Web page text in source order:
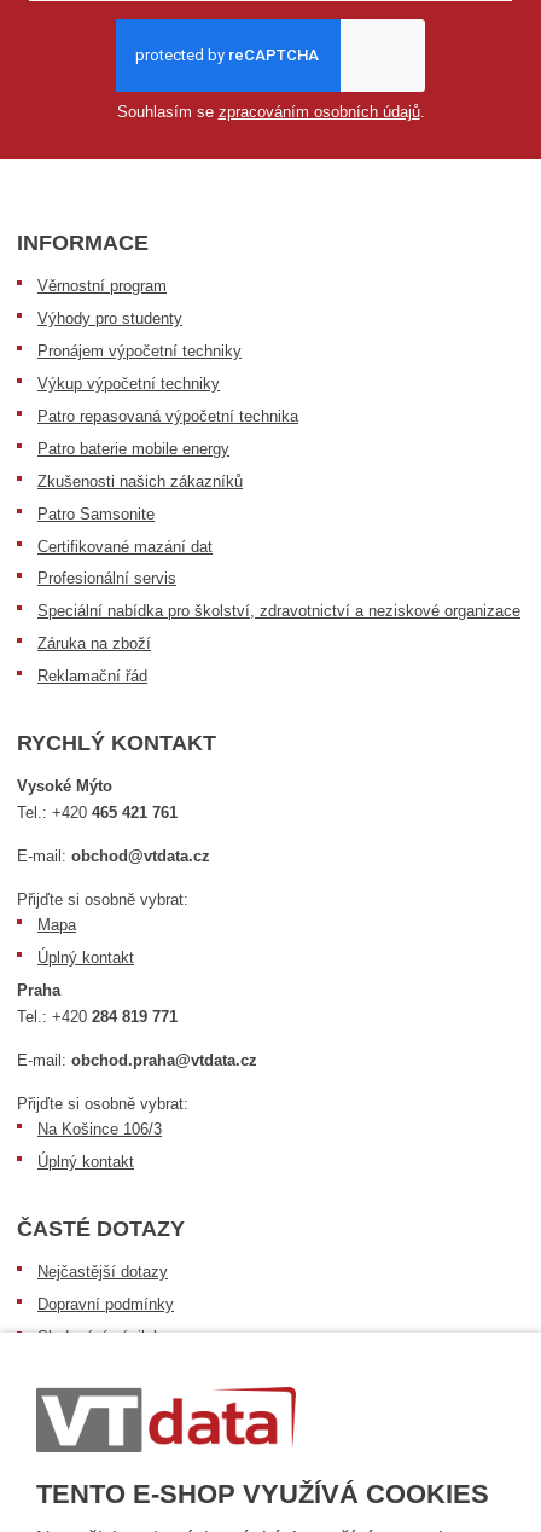
TENTO E-SHOP VYUŽÍVÁ COOKIES
Souhlasím se zpracováním osobních údajů.
INFORMACE
Věrnostní program
Výhody pro studenty
Pronájem výpočetní techniky
Výkup výpočetní techniky
Patro repasovaná výpočetní technika
Patro baterie mobile energy
Zkušenosti našich zákazníků
Patro Samsonite
Certifikované mazání dat
Profesionální servis
Speciální nabídka pro školství, zdravotnictví a neziskové organizace
Záruka na zboží
Reklamační řád
RYCHLÝ KONTAKT
Vysoké Mýto
Tel.:+420465 421 761
E-mail:obchod@vtdata.cz
Přijďte si osobně vybrat:
Mapa
Úplný kontakt
Praha
Tel.:+420284 819 771
E-mail:obchod.praha@vtdata.cz
Přijďte si osobně vybrat:
Na Košince 106/3
Úplný kontakt
ČASTÉ DOTAZY
Nejčastější dotazy
Dopravní podmínky
Sledování zásilek
Informace k dostupnosti zboží
Obecné informace